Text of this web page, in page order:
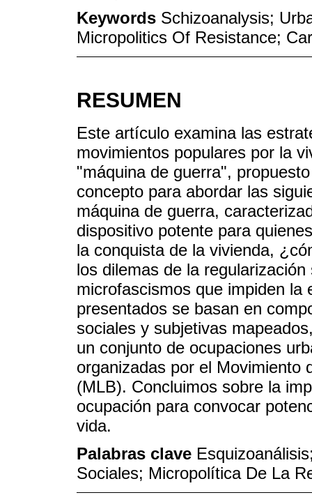
Keywords Schizoanalysis;
Micropolitics Of Resistance;
RESUMEN
Este artículo examina las
movimientos populares por la
"máquina de guerra",
concepto para abordar las
máquina de guerra,
dispositivo potente para
la conquista de la vivienda,
los dilemas de la
microfascismos que impiden la
presentados se basan en
sociales y subjetivas
un conjunto de ocupaciones
organizadas por el Movimiento
(MLB). Concluimos sobre la
ocupación para convocar
vida.
Palabras clave
Sociales; Micropolítica De La